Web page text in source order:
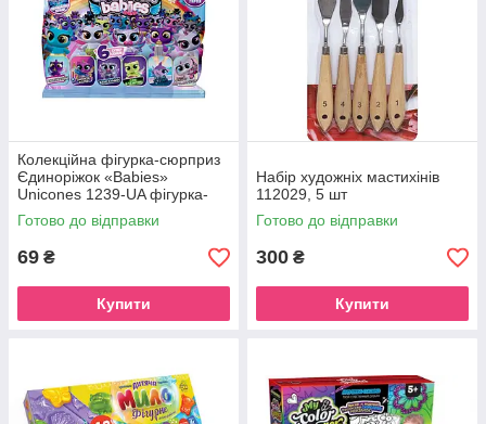
Колекційна фігурка-сюрприз
Єдиноріжок «Babies»
Unicones 1239-UA фігурка-
сюрприз
Готово до відправки
69 ₴
Купити
Набір художніх мастихінів
112029, 5 шт
Готово до відправки
300 ₴
Купити